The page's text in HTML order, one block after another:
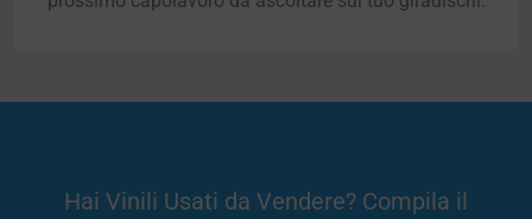
Hai Vinili Usati da Vendere? Compila il